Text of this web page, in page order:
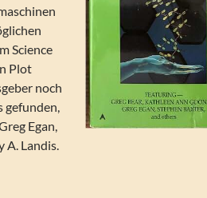
Science
Plot
noch
gefunden,
Egan,
A. Landis.
– Nanotech. SF-Stories